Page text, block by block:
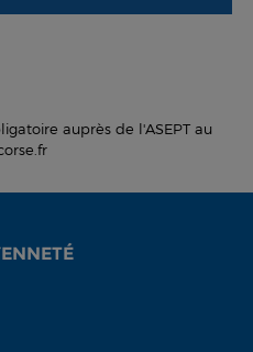
auprès de l'ASEPT au